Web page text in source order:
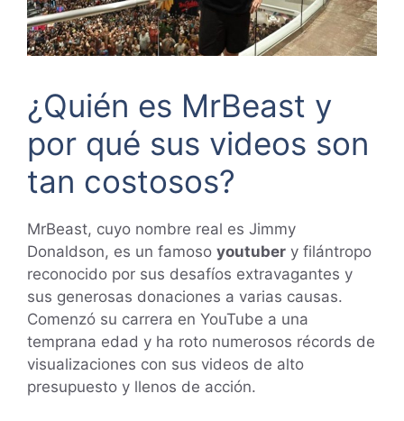
¿Quién es MrBeast y
por qué sus videos son
tan costosos?
MrBeast, cuyo nombre real es Jimmy
Donaldson, es un famoso youtuber y filántropo
reconocido por sus desafíos extravagantes y
sus generosas donaciones a varias causas.
Comenzó su carrera en YouTube a una
temprana edad y ha roto numerosos récords de
visualizaciones con sus videos de alto
presupuesto y llenos de acción.